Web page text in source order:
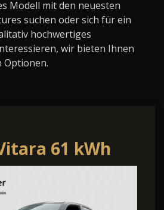
Modell mit den neuesten
suchen oder sich für ein
hochwertiges
wir bieten Ihnen
Optionen.
61 kWh
Allgrip-e